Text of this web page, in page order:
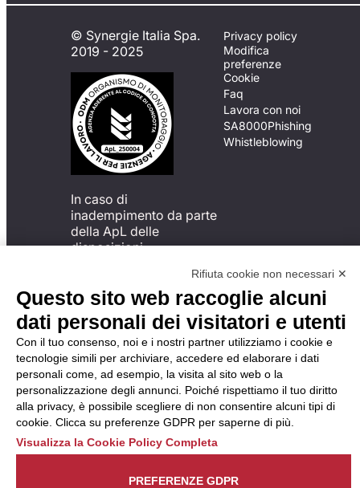
© Synergie Italia Spa.
2019 - 2025
In caso di
inadempimento da parte
della ApL delle
disposizioni
possibile presentare un
reclamo
all’Organismo di
Monitoraggio utilizzando
una delle modalità
descritte al seguente
indirizzo web
https://odm-
agenzielavoro.it/reclami/.
Privacy policy
Modifica
preferenze
Cookie
Faq
Lavora con noi
SA8000Phishing
Whistleblowing
Rifiuta cookie non necessari ✕
Questo sito web raccoglie alcuni
dati personali dei visitatori e utenti
Con il tuo consenso, noi e i nostri partner utilizziamo i cookie e
tecnologie simili per archiviare, accedere ed elaborare i dati
personali come, ad esempio, la visita al sito web o la
personalizzazione degli annunci. Poiché rispettiamo il tuo diritto
alla privacy, è possibile scegliere di non consentire alcuni tipi di
cookie. Clicca su preferenze GDPR per saperne di più.
Visualizza la Cookie Policy Completa
PREFERENZE GDPR